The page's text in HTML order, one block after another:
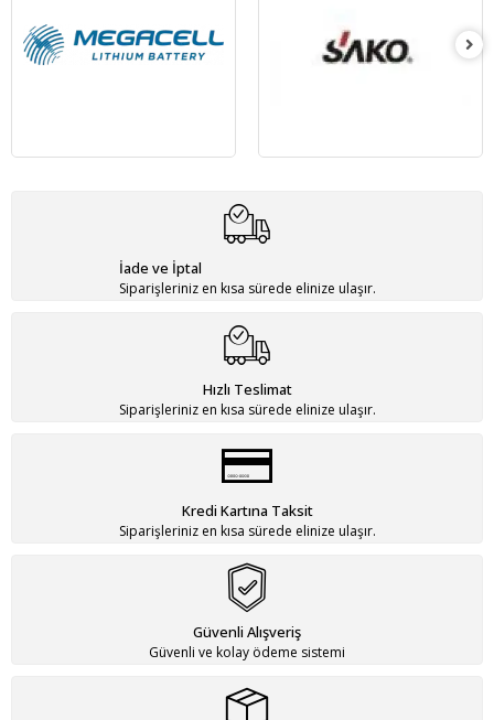
İade ve İptal
Siparişleriniz en kısa sürede elinize ulaşır.
Hızlı Teslimat
Siparişleriniz en kısa sürede elinize ulaşır.
Kredi Kartına Taksit
Siparişleriniz en kısa sürede elinize ulaşır.
Güvenli Alışveriş
Güvenli ve kolay ödeme sistemi